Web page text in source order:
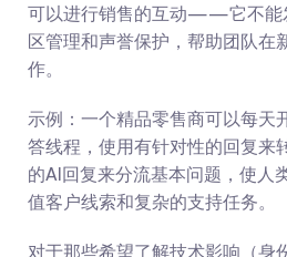
可以进行销售的互动——它不能
区管理和声誉保护，帮助团队在
作。
示例：一个精品零售商可以每天
答线程，使用有针对性的回复来
的AI回复来分流基本问题，使人
值客户线索和复杂的支持任务。
对于那些希望了解技术影响（身